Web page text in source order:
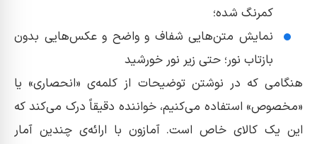
کمرنگ شده؛
نمایش متن‌هایی شفاف و واضح و عکس‌هایی بدون
بازتاب نور؛ حتی زیر نور خورشید
هنگامی که در نوشتن توضیحات از کلمه‌ی «انحصاری» یا
«مخصوص» استفاده می‌کنیم، خواننده دقیقاً درک می‌کند که
این یک کالای خاص است. آمازون با ارائه‌ی چندین آمار